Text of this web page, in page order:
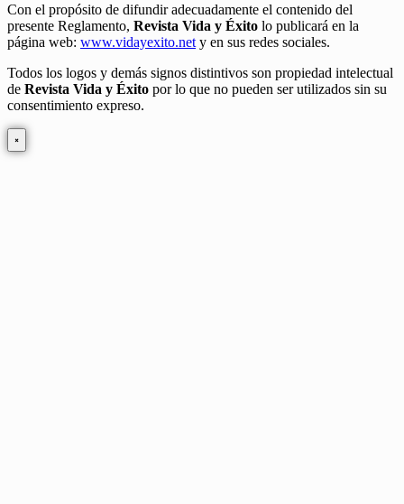
Con el propósito de difundir adecuadamente el contenido del
presente Reglamento, Revista Vida y Éxito lo publicará en la
página web: www.vidayexito.net y en sus redes sociales.
Todos los logos y demás signos distintivos son propiedad intelectual
de Revista Vida y Éxito por lo que no pueden ser utilizados sin su
consentimiento expreso.
×